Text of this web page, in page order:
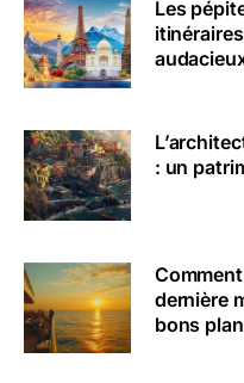
Les
: un
dernière
bons